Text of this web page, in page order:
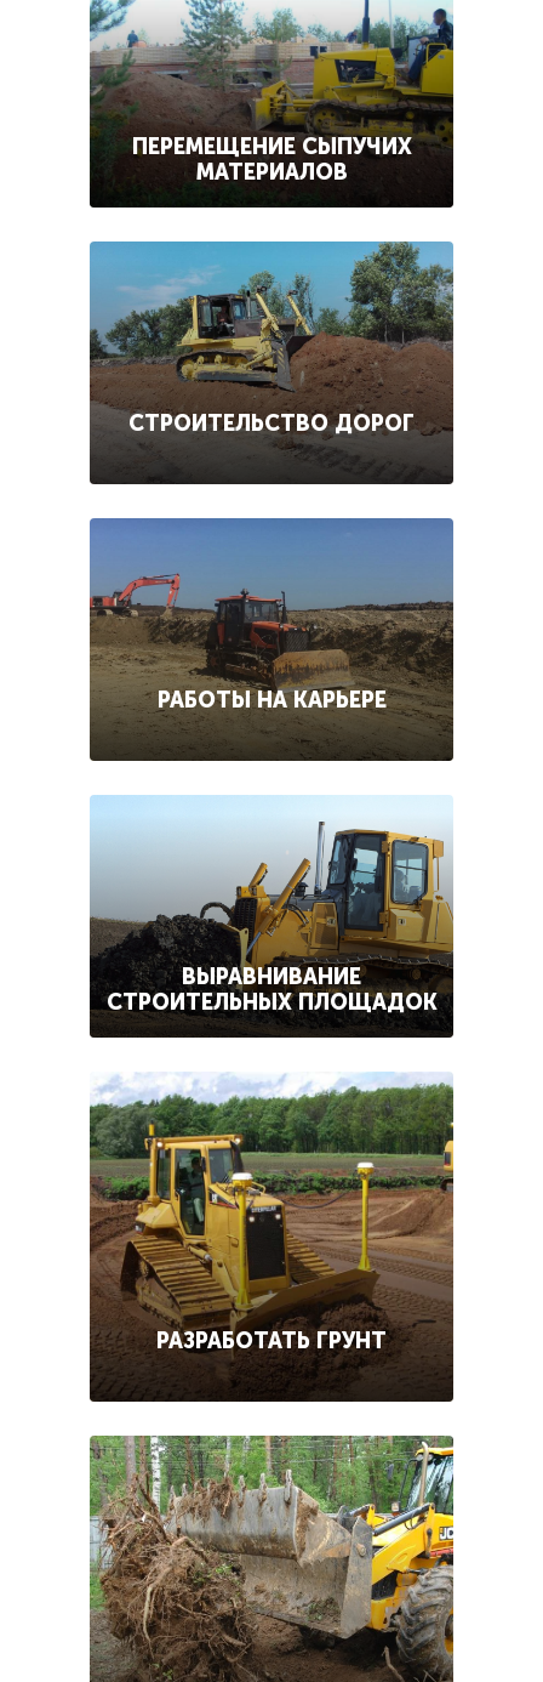
ПЕРЕМЕЩЕНИЕ СЫПУЧИХ
МАТЕРИАЛОВ
СТРОИТЕЛЬСТВО ДОРОГ
РАБОТЫ НА КАРЬЕРЕ
ВЫРАВНИВАНИЕ
СТРОИТЕЛЬНЫХ ПЛОЩАДОК
РАЗРАБОТАТЬ ГРУНТ